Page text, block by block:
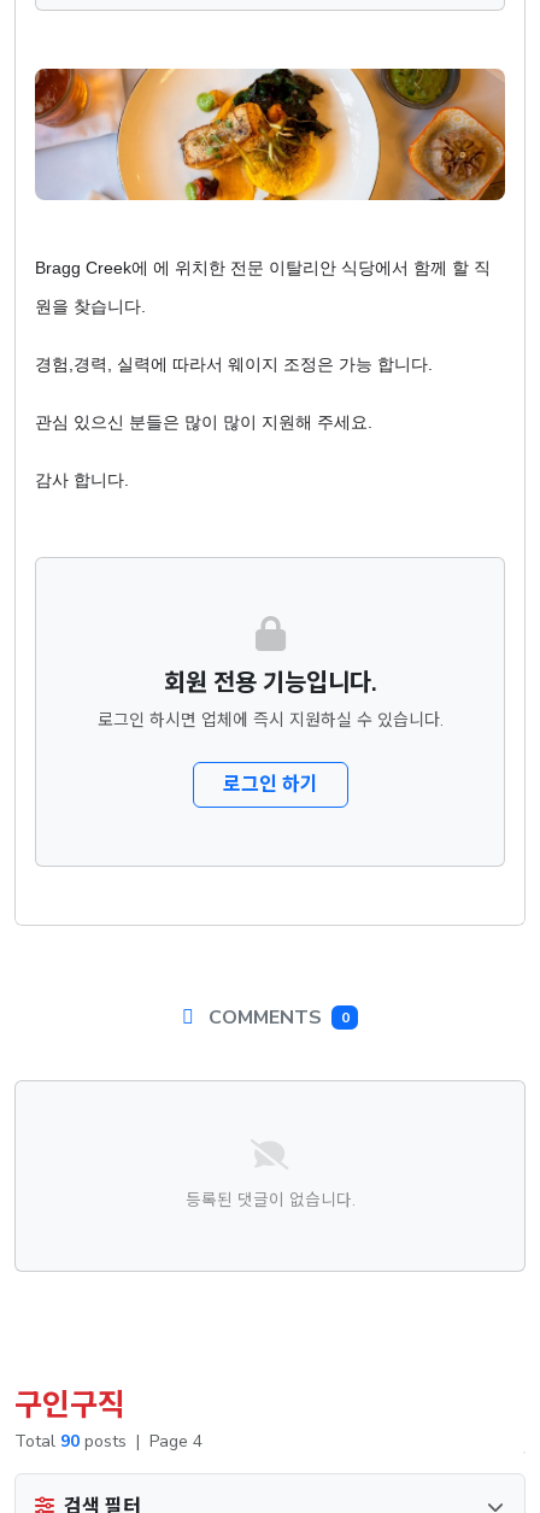
Bragg Creek에 에 위치한 전문 이탈리안 식당에서 함께 할 직
원을 찾습니다.
경험,경력, 실력에 따라서 웨이지 조정은 가능 합니다.
관심 있으신 분들은 많이 많이 지원해 주세요.
감사 합니다.
회원 전용 기능입니다.
로그인 하시면 업체에 즉시 지원하실 수 있습니다.
로그인 하기
COMMENTS 0
댓글목록
등록된 댓글이 없습니다.
구인구직
Total 90 posts | Page 4
검색 필터